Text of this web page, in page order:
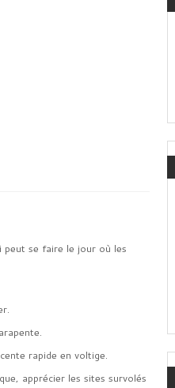
peut se faire le jour où les
rapide en voltige.
apprécier les sites survolés